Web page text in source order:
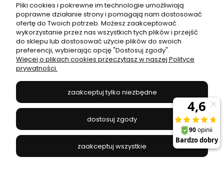
Płatności i dostawa
Informacje
JANEX
669-050-03-43
504 545 749//E-mail:sklep@janexmarket.pl
Pliki cookies i pokrewne im technologie umożliwiają
poprawne działanie strony i pomagają nam dostosować
ofertę do Twoich potrzeb. Możesz zaakceptować
wykorzystanie przez nas wszystkich tych plików i przejść
do sklepu lub dostosować użycie plików do swoich
preferencji, wybierając opcję "Dostosuj zgody".
Więcej o plikach cookies przeczytasz w naszej Polityce
prywatności.
zaakceptuj tylko niezbędne
dostosuj zgody
zaakceptuj wszystkie